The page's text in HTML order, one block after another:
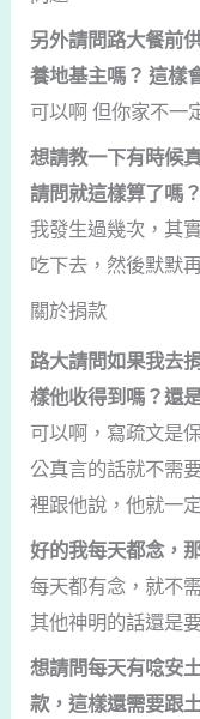
另外請問路大餐前
養地基主嗎？ 這樣
可以啊 但你家不一
想請教一下有時候
請問就這樣算了嗎
我發生過幾次，其
吃下去，然後默默
關於捐款
路大請問如果我去
樣他收得到嗎？還
可以啊，寫疏文是
公真言的話就不需
裡跟他說，他就一
好的我每天都念，
每天都有念，就不
其他神明的話還是
想請問每天有唸安
款，這樣還需要跟